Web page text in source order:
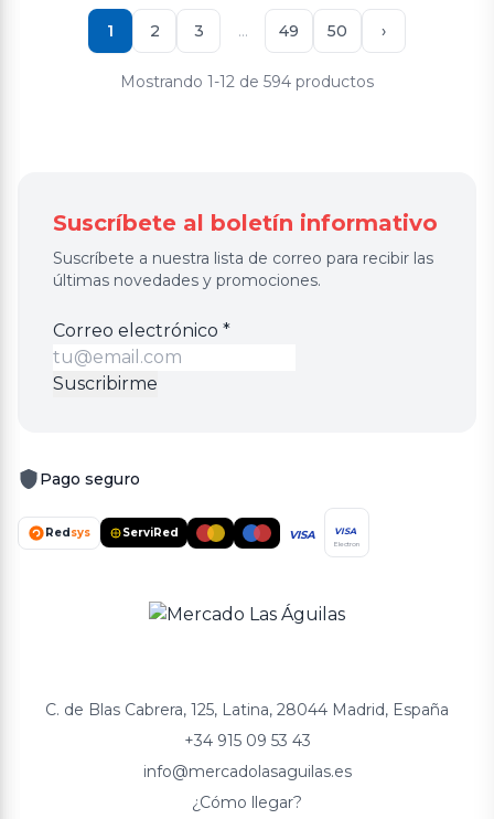
intestinal. Ayuda a controlar
el colesterol.
1 2 3 … 49 50 ›
Mostrando 1-12 de 594 productos
Suscríbete al boletín informativo
Suscríbete a nuestra lista de correo para recibir las
últimas novedades y promociones.
Correo
electrónico
Correo electrónico *
Suscribirme
Pago seguro
Redsys ServiRed VISA VISA
Electron
C. de Blas Cabrera, 125, Latina, 28044 Madrid, España
+34 915 09 53 43
info@mercadolasaguilas.es
¿Cómo llegar?